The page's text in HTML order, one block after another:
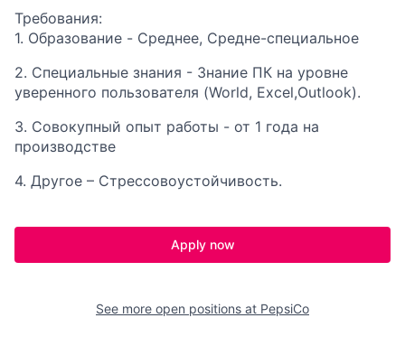
Требования:
1. Образование - Cреднее, Средне-специальное
2. Специальные знания - Знание ПК на уровне
уверенного пользователя (World, Excel,Outlook).
3. Совокупный опыт работы - от 1 года на
производстве
4. Другое – Стрессовоустойчивость.
Apply now
See more open positions at PepsiCo